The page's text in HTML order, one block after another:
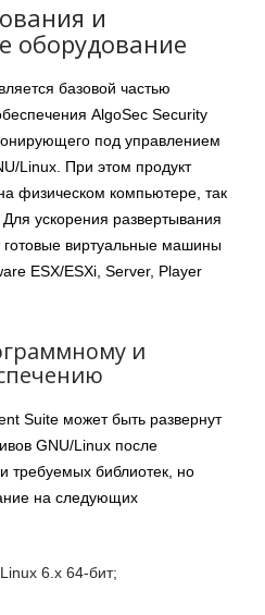
и
оборудование
базовой частью
AlgoSec Security
под управлением
Linux. При этом продукт
физическом компьютере, так
ускорения развертывания
готовые виртуальные машины
ESX/ESXi, Server, Player
и
Suite может быть развернут
GNU/Linux после
требуемых библиотек, но
на следующих
6.x 64-бит;